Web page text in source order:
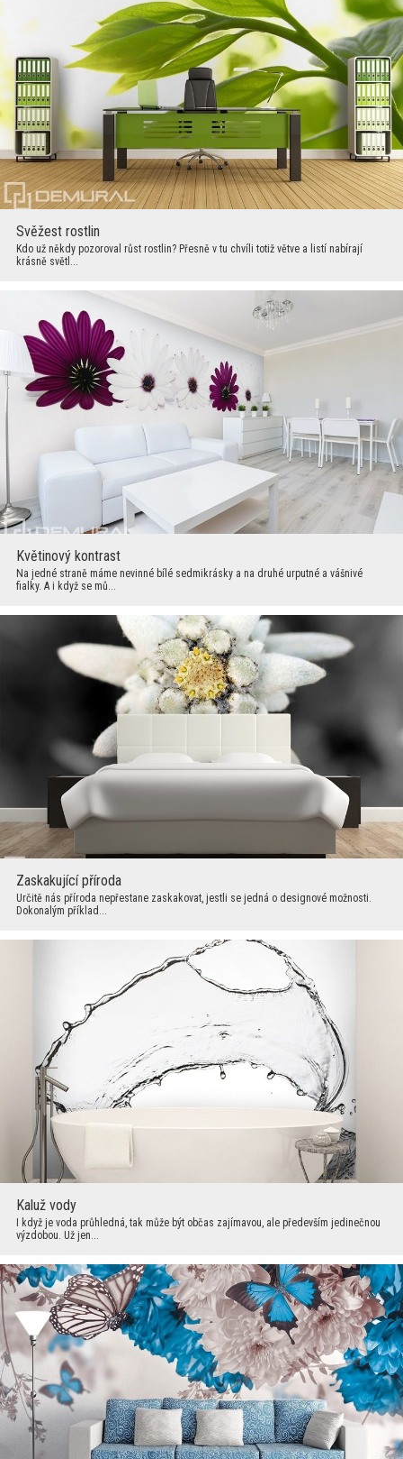
Svěžest rostlin
Kdo už někdy pozoroval růst rostlin? Přesně v tu chvíli totiž větve a listí nabírají
krásně světl...
Květinový kontrast
Na jedné straně máme nevinné bílé sedmikrásky a na druhé urputné a vášnivé
fialky. A i když se mů...
Zaskakující příroda
Určitě nás příroda nepřestane zaskakovat, jestli se jedná o designové možnosti.
Dokonalým příklad...
Kaluž vody
I když je voda průhledná, tak může být občas zajímavou, ale především jedinečnou
výzdobou. Už jen...